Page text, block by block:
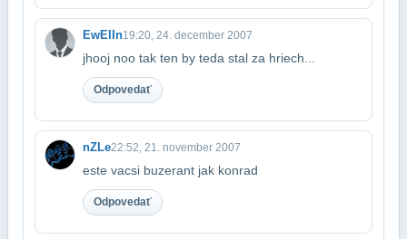
EwElIn19:20, 24. december 2007
jhooj noo tak ten by teda stal za hriech...
Odpovedať
nZLe22:52, 21. november 2007
este vacsi buzerant jak konrad
Odpovedať